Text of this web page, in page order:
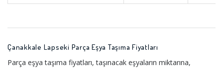
Çanakkale Lapseki Parça Eşya Taşıma Fiyatları
Parça eşya taşıma fiyatları, taşınacak eşyaların miktarına,